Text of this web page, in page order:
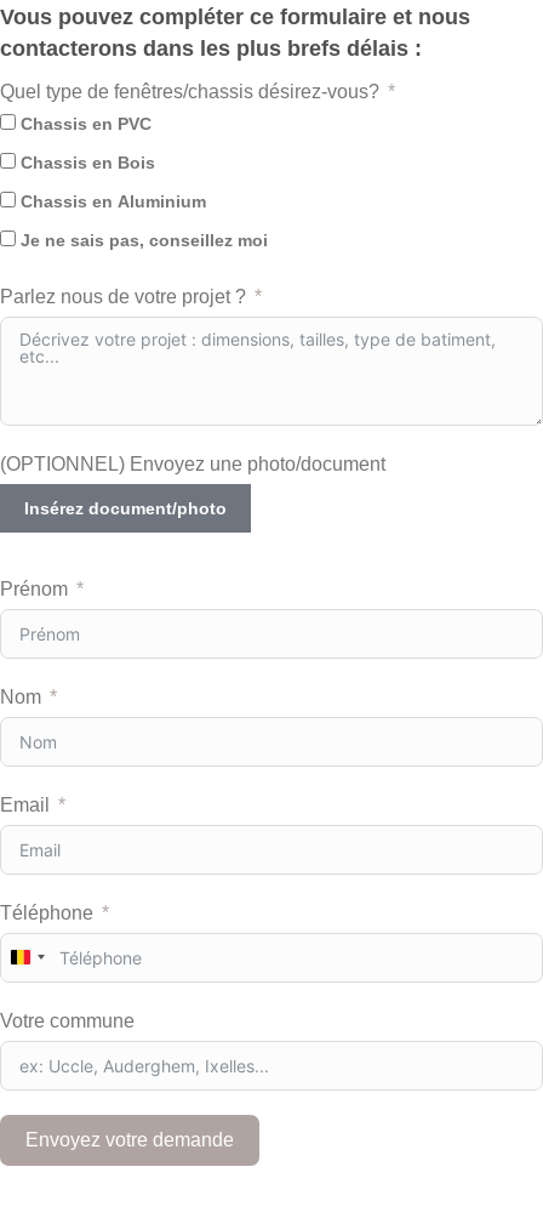
Vous pouvez compléter ce formulaire et nous
contacterons dans les plus brefs délais :
Quel type de fenêtres/chassis désirez-vous?
Chassis en PVC
Chassis en Bois
Chassis en Aluminium
Je ne sais pas, conseillez moi
Parlez nous de votre projet ?
(OPTIONNEL) Envoyez une photo/document
Insérez document/photo
Prénom
Nom
Email
Téléphone
B
e
g
u
3
2
Votre commune
Envoyez votre demande